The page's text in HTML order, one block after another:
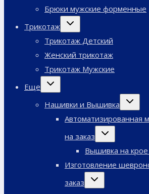
Брюки мужские форменные
Трикотаж
Переключить
дочернее
Трикотаж Детский
Женский трикотаж
Трикотаж Мужские
Еще
Переключить
дочернее
Нашивки и Вышивка
дочернее
Автоматизированная
на заказ
Переключить
дочернее
Вышивка на
Изготовление
заказ
Переключить
дочернее